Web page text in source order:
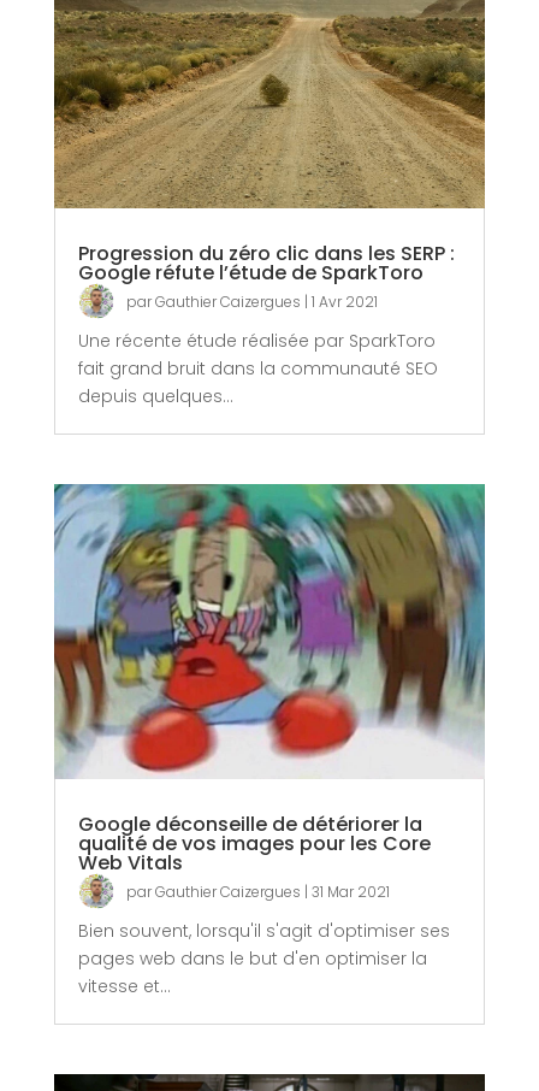
Progression du zéro clic dans les SERP :
Google réfute l’étude de SparkToro
parGauthier Caizergues | 1 Avr 2021
Une récente étude réalisée par SparkToro
fait grand bruit dans la communauté SEO
depuis quelques...
Google déconseille de détériorer la
qualité de vos images pour les Core
Web Vitals
parGauthier Caizergues | 31 Mar 2021
Bien souvent, lorsqu'il s'agit d'optimiser ses
pages web dans le but d'en optimiser la
vitesse et...